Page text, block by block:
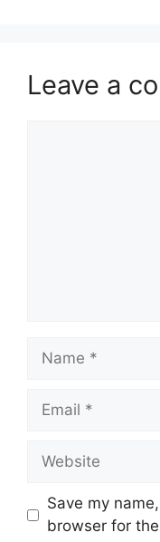
Leave a
Name
Email
Website
Save my
browser for